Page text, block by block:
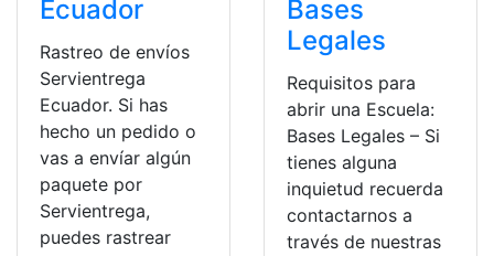
Ecuador
Rastreo de envíos
Servientrega
Ecuador. Si has
hecho un pedido o
vas a envíar algún
paquete por
Servientrega,
puedes rastrear
Bases
Legales
Requisitos para
abrir una Escuela:
Bases Legales – Si
tienes alguna
inquietud recuerda
contactarnos a
través de nuestras